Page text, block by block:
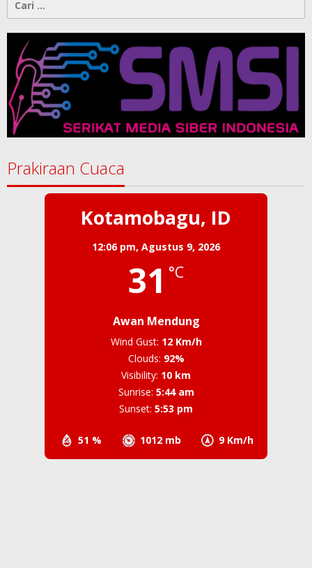
untuk:
Prakiraan Cuaca
Kotamobagu, ID
12:06 pm, Agustus 9, 2026
31 °C
Awan Mendung
51 % 1012 mb 9 Km/h
Wind Gust: 12 Km/h
Clouds: 92%
Visibility: 10 km
Sunrise: 5:44 am
Sunset: 5:53 pm